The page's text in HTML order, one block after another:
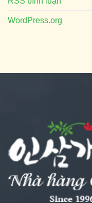
WordPress.org